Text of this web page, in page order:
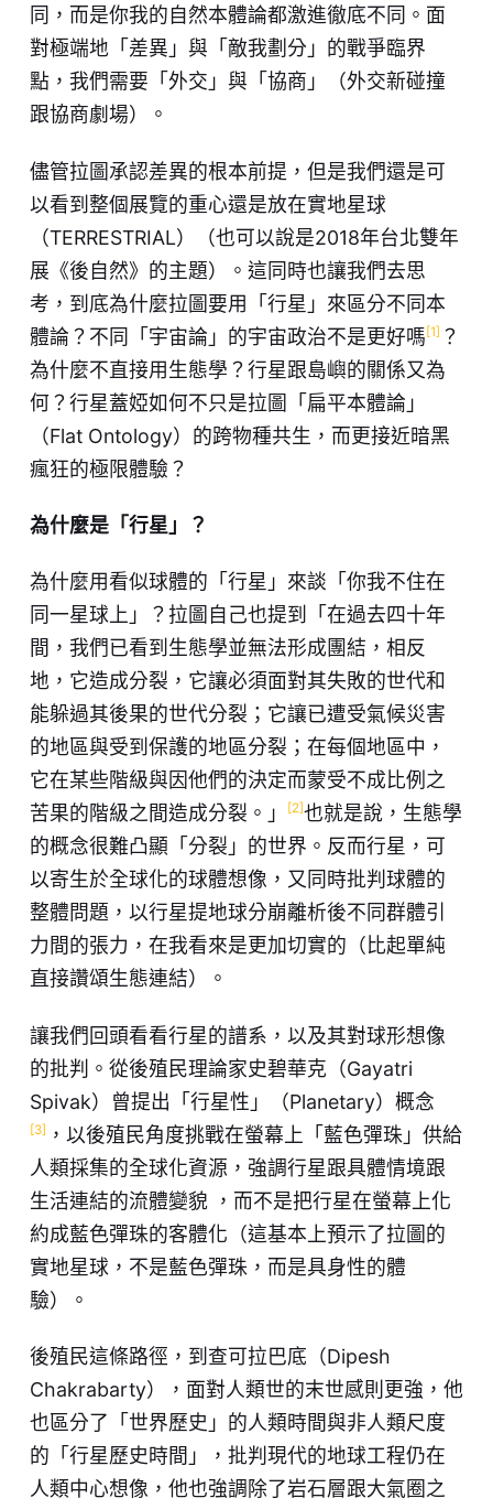
同，而是你我的自然本體論都激進徹底不同。面
對極端地「差異」與「敵我劃分」的戰爭臨界
點，我們需要「外交」與「協商」（外交新碰撞
跟協商劇場）。
儘管拉圖承認差異的根本前提，但是我們還是可
以看到整個展覽的重心還是放在實地星球
（TERRESTRIAL）（也可以說是2018年台北雙年
展《後自然》的主題）。這同時也讓我們去思
考，到底為什麼拉圖要用「行星」來區分不同本
體論？不同「宇宙論」的宇宙政治不是更好嗎[1] ？
為什麼不直接用生態學？行星跟島嶼的關係又為
何？行星蓋婭如何不只是拉圖「扁平本體論」
（Flat Ontology）的跨物種共生，而更接近暗黑
瘋狂的極限體驗？
為什麼是「行星」？
為什麼用看似球體的「行星」來談「你我不住在
同一星球上」？拉圖自己也提到「在過去四十年
間，我們已看到生態學並無法形成團結，相反
地，它造成分裂，它讓必須面對其失敗的世代和
能躲過其後果的世代分裂；它讓已遭受氣候災害
的地區與受到保護的地區分裂；在每個地區中，
它在某些階級與因他們的決定而蒙受不成比例之
苦果的階級之間造成分裂。」
[2]也就是說，生態學
的概念很難凸顯「分裂」的世界。反而行星，可
以寄生於全球化的球體想像，又同時批判球體的
整體問題，以行星提地球分崩離析後不同群體引
力間的張力，在我看來是更加切實的（比起單純
直接讚頌生態連結）。
讓我們回頭看看行星的譜系，以及其對球形想像
的批判。從後殖民理論家史碧華克（Gayatri
Spivak）曾提出「行星性」（Planetary）概念
[3] ，以後殖民角度挑戰在螢幕上「藍色彈珠」供給
人類採集的全球化資源，強調行星跟具體情境跟
生活連結的流體變貌 ，而不是把行星在螢幕上化
約成藍色彈珠的客體化（這基本上預示了拉圖的
實地星球，不是藍色彈珠，而是具身性的體
驗）。
後殖民這條路徑，到查可拉巴底（Dipesh
Chakrabarty），面對人類世的末世感則更強，他
也區分了「世界歷史」的人類時間與非人類尺度
的「行星歷史時間」，批判現代的地球工程仍在
人類中心想像，他也強調除了岩石層跟大氣圈之